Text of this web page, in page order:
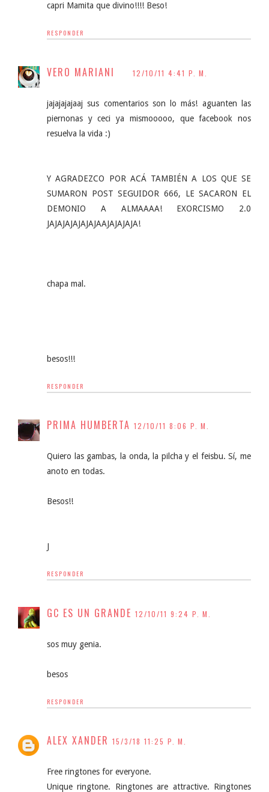
capri Mamita que divino!!!! Beso!
RESPONDER
VERO MARIANI 12/10/11 4:41 P. M.
jajajajajaaj sus comentarios son lo más! aguanten las
piernonas y ceci ya mismooooo, que facebook nos
resuelva la vida :)
Y AGRADEZCO POR ACÁ TAMBIÉN A LOS QUE SE
SUMARON POST SEGUIDOR 666, LE SACARON EL
DEMONIO A ALMAAAA! EXORCISMO 2.0
JAJAJAJAJAJAJAAJAJAJAJA!
chapa mal.
besos!!!
RESPONDER
PRIMA HUMBERTA 12/10/11 8:06 P. M.
Quiero las gambas, la onda, la pilcha y el feisbu. Sí, me
anoto en todas.
Besos!!
J
RESPONDER
GC ES UN GRANDE 12/10/11 9:24 P. M.
sos muy genia.
besos
RESPONDER
ALEX XANDER 15/3/18 11:25 P. M.
Free ringtones for everyone.
Unique ringtone. Ringtones are attractive. Ringtones